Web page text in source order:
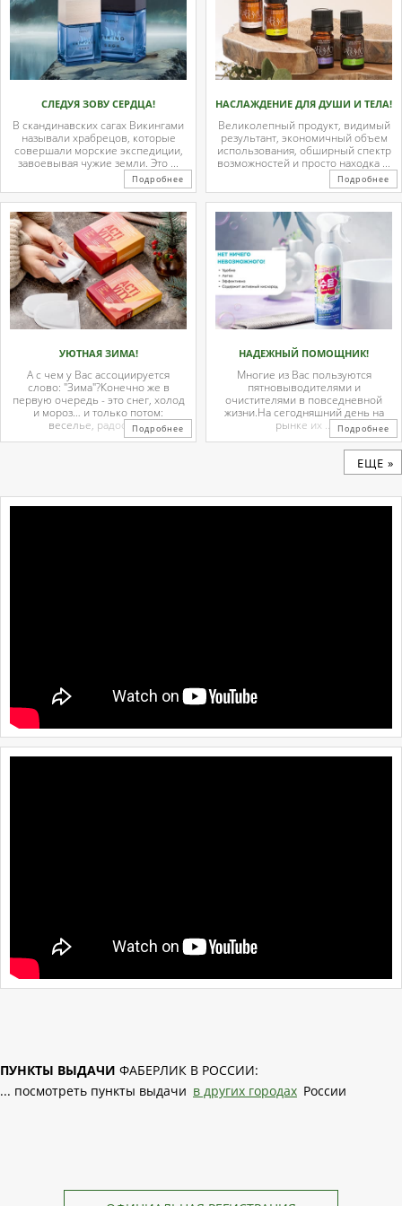
СЛЕДУЯ ЗОВУ СЕРДЦА!
В скандинавских сагах Викингами
называли храбрецов, которые
совершали морские экспедиции,
завоевывая чужие земли. Это ...
Подробнее
НАСЛАЖДЕНИЕ ДЛЯ ДУШИ И ТЕЛА!
Великолепный продукт, видимый
результант, экономичный объем
использования, обширный спектр
возможностей и просто находка ...
Подробнее
УЮТНАЯ ЗИМА!
А с чем у Вас ассоциируется
слово: "Зима"?Конечно же в
первую очередь - это снег, холод
и мороз… и только потом:
веселье, радость ...Подробнее
НАДЕЖНЫЙ ПОМОЩНИК!
Многие из Вас пользуются
пятновыводителями и
очистителями в повседневной
жизни.На сегодняшний день на
рынке их ... Подробнее
ЕЩЕ »
ПУНКТЫ ВЫДАЧИ ФАБЕРЛИК В РОССИИ:
... посмотреть пункты выдачи в других городах России